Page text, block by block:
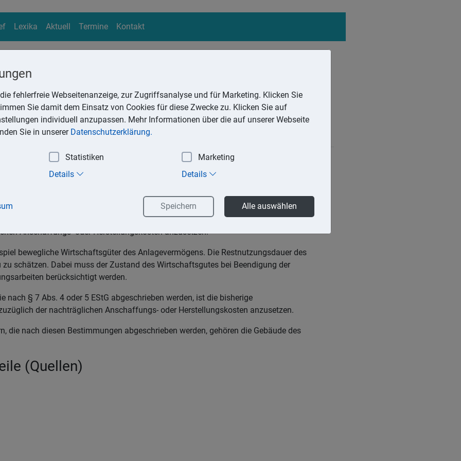
Lexika Aktuell Termine Kontakt
Suchen
oder Herstellungskosten für ein Wirtschaftsgut, berechnet sich die weitere
nach § 7 Abs. 1 oder 2 EStG abgeschrieben werden, ist der Buchwert oder der Restwert
Anschaffungs- oder Herstellungskosten anzusetzen.
bewegliche Wirtschaftsgüter des Anlagevermögens. Die Restnutzungsdauer des
schätzen. Dabei muss der Zustand des Wirtschaftsgutes bei Beendigung der
berücksichtigt werden.
nach § 7 Abs. 4 oder 5 EStG abgeschrieben werden, ist die bisherige
der nachträglichen Anschaffungs- oder Herstellungskosten anzusetzen.
die nach diesen Bestimmungen abgeschrieben werden, gehören die Gebäude des
(Quellen)
fehlerfreie Webseitenanzeige, zur Zugriffsanalyse und für Marketing. Klicken Sie
Sie damit dem Einsatz von Cookies für diese Zwecke zu. Klicken Sie auf
individuell anzupassen. Mehr Informationen über die auf unserer Webseite
Sie in unserer Datenschutzerklärung.
Statistiken
Marketing
Details Details
Speichern Alle auswählen